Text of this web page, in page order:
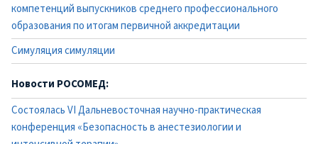
компетенций выпускников среднего профессионального
образования по итогам первичной аккредитации
Симуляция симуляции
Новости РОСОМЕД:
Состоялась VI Дальневосточная научно-практическая
конференция «Безопасность в анестезиологии и